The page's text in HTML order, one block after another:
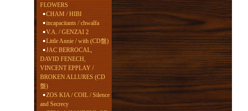
FLOWERS
CHAM / HIBI
incapacitants / chwalfa
V.A. / GENZAI 2
Little Annie / with (CD盤)
JAC BERROCAL,
DAVID FENECH,
VINCENT EPPLAY /
BROKEN ALLURES (CD
盤)
ZOS KIA / COIL / Silence
and Secrecy